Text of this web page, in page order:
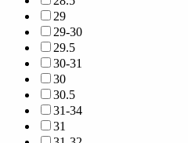
29
29-30
29.5
30-31
30
30.5
31-34
31